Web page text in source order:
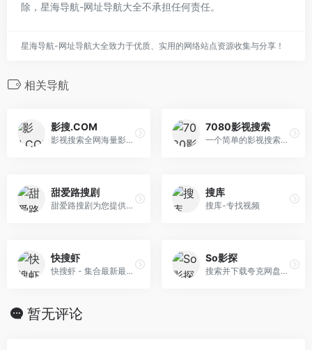
除，星海导航-网址导航大全不承担任何责任。
星海导航-网址导航大全致力于优质、实用的网络站点资源收集与分享！
相关导航
影搜.COM
影视搜索全网海量影片数据
7080影视搜索
一个简单的影视搜索-7080影视搜索
甜爱路搜剧
甜爱路搜剧为您提供百万级影视资源的免费分享，专注于打造顶尖的影视搜索引擎，让您畅享影视资源无忧。
搜库
搜库-专找视频
快搜虾
快搜虾 - 集合最新最热短剧与海量影视作品的专业搜索引擎，更涵盖各行各业优质资源，一站式满足用户对短剧、电影、电视剧及各类专业信息的需求。快速 、精准、全面，让寻找资源变得轻松简单，赶快登录kuaisouxia.com，发现更多意想不到的精彩内容！
So影探
搜索并下载夸克网盘资源，提供1080P/4K高清版本，每日更新最新电影、电视剧、动漫、短剧、综艺资源，支持网盘链接直达下载。
暂无评论